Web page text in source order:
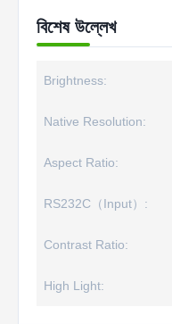
বিশেষ উল্লেখ
Brightness:
Native Resolution:
Aspect Ratio:
RS232C（Input）:
Contrast Ratio:
High Light: